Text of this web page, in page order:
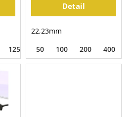
125 mm
Detail
22,23mm
50
100 200 400